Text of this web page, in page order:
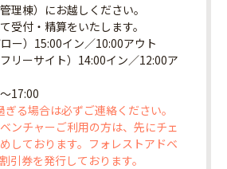
理棟）にお越しください。
受付・精算をいたします。
ロー）15:00イン／10:00アウト
フリーサイト）14:00イン／12:00ア
17:00
る場合は必ずご連絡ください。
ンチャーご利用の方は、先にチェ
しております。フォレストアドベ
引券を発行しております。